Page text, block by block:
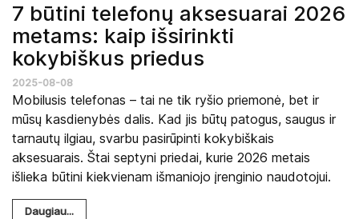
7 būtini telefonų aksesuarai 2026
metams: kaip išsirinkti
kokybiškus priedus
2025-08-08
Mobilusis telefonas – tai ne tik ryšio priemonė, bet ir
mūsų kasdienybės dalis. Kad jis būtų patogus, saugus ir
tarnautų ilgiau, svarbu pasirūpinti kokybiškais
aksesuarais. Štai septyni priedai, kurie 2026 metais
išlieka būtini kiekvienam išmaniojo įrenginio naudotojui.
Daugiau...